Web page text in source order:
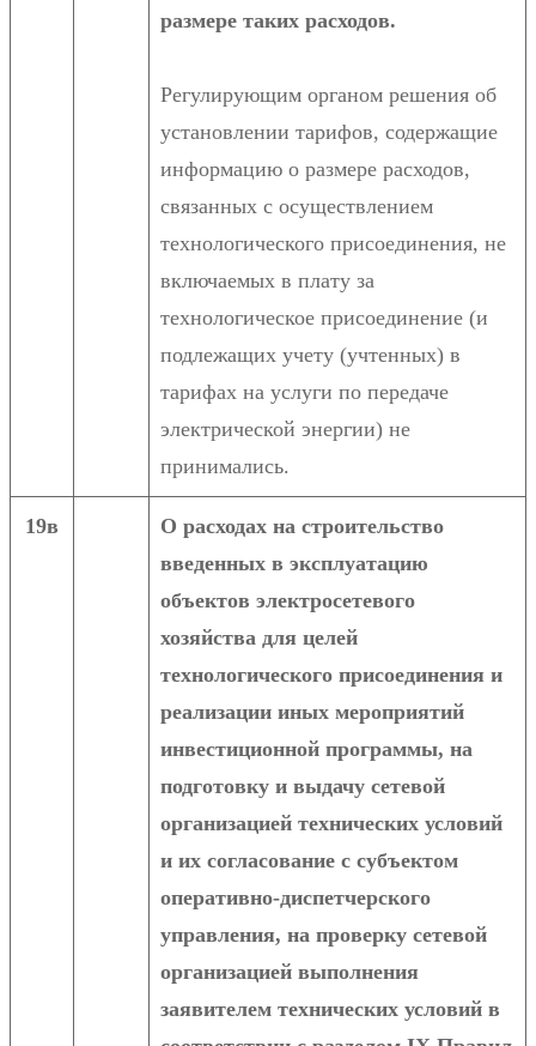
размере таких расходов.
Регулирующим органом решения об
установлении тарифов, содержащие
информацию о размере расходов,
связанных с осуществлением
технологического присоединения, не
включаемых в плату за
технологическое присоединение (и
подлежащих учету (учтенных) в
тарифах на услуги по передаче
электрической энергии) не
принимались.
19в
О расходах на строительство
введенных в эксплуатацию
объектов электросетевого
хозяйства для целей
технологического присоединения и
реализации иных мероприятий
инвестиционной программы, на
подготовку и выдачу сетевой
организацией технических условий
и их согласование с субъектом
оперативно-диспетчерского
управления, на проверку сетевой
организацией выполнения
заявителем технических условий в